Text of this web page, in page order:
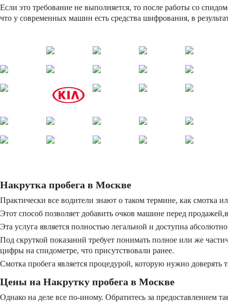
Если это требование не выполняется, то после работы со
что у современных машин есть средства шифрования, в
Накрутка пробега в Москве
Практически все водители знают о таком термине, как смотка
Этот способ позволяет добавить очков машине перед
Эта услуга является полностью легальной и доступна
Под скруткой показаний требует понимать полное или же
цифры на спидометре, что присутствовали ранее.
Смотка пробега является процедурой, которую нужно доверять
Цены на Накрутку пробега в Москве
Однако на деле все по-иному. Обратитесь за предоставлением